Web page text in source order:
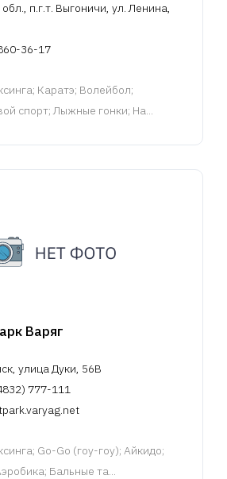
п.г.т. Выгоничи, ул. Ленина,
36-17
; Каратэ; Волейбол;
спорт; Лыжные гонки; На...
Варяг
улица Дуки, 56В
777-111
; Go-Go (гоу-гоу); Айкидо;
Бальные та...